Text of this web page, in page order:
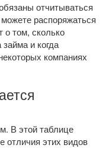
отчитываться
распоряжаться
том, сколько
и когда
компаниях
В этой таблице
отличия этих видов